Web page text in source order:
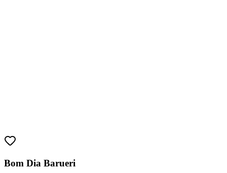
Bom Dia Barueri